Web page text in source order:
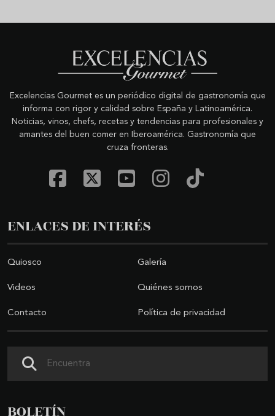
Excelencias Gourmet es un periódico digital de gastronomía que
informa con rigor y calidad sobre España y Latinoamérica.
Noticias, vinos, chefs, recetas y tendencias para profesionales y
amantes del buen comer en Iberoamérica. Gastronomía que
cruza fronteras.
ENLACES DE INTERÉS
Quiosco Galería
Videos Quiénes somos
Contacto Política de privacidad